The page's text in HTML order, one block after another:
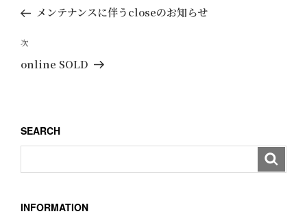
ナ
ビ
ゲ
ン
去
投
メンテナンスに伴うcloseのお知らせ
次
の
次
online SOLD
SEARCH
INFORMATION